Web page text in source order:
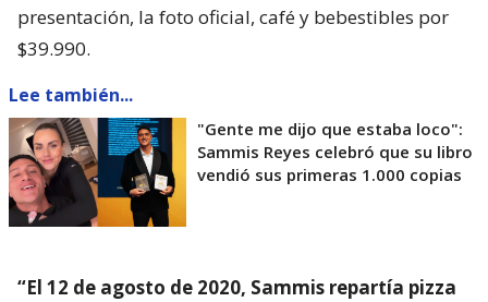
presentación, la foto oficial, café y bebestibles por
$39.990.
Lee también...
"Gente me dijo que estaba loco":
Sammis Reyes celebró que su libro
vendió sus primeras 1.000 copias
“El 12 de agosto de 2020, Sammis repartía pizza